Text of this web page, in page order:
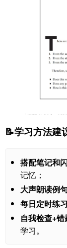
📝学习方法建
搭配笔记和
记忆；
大声朗读例句
每日定时练习
自我检查+
学习。